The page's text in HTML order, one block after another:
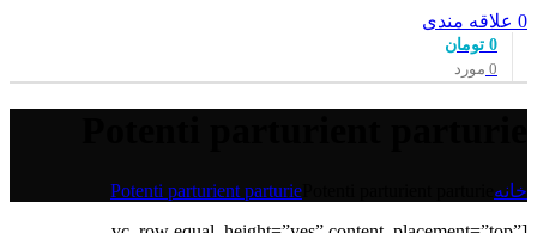
0 علاقه مندی
0 مورد
0 تومان
خانه Potenti parturient parturie